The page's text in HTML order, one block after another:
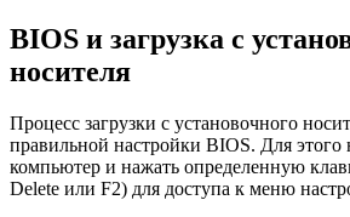
BIOS и загрузка с
носителя
Процесс загрузки с установочного
правильной настройки BIOS. Для этого
компьютер и нажать определенную
Delete или F2) для доступа к меню